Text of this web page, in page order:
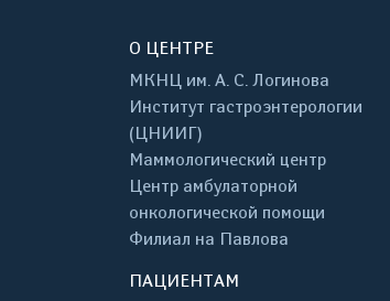
О ЦЕНТРЕ
МКНЦ им. А. С. Логинова
Институт гастроэнтерологии
(ЦНИИГ)
Маммологический центр
Центр амбулаторной
онкологической помощи
Филиал на Павлова
ПАЦИЕНТАМ